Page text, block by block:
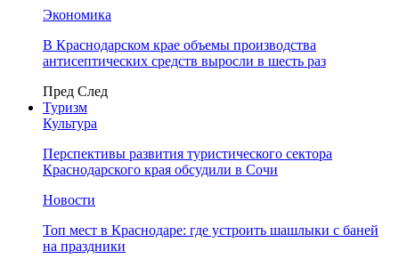
Экономика
В Краснодарском крае объемы производства
антисептических средств выросли в шесть раз
Пред След
Туризм
Культура
Перспективы развития туристического сектора
Краснодарского края обсудили в Сочи
Новости
Топ мест в Краснодаре: где устроить шашлыки с баней
на праздники